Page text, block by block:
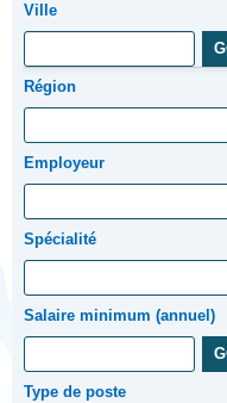
Ville
Région
Employeur
Spécialité
Salaire minimum (annuel)
Type de poste